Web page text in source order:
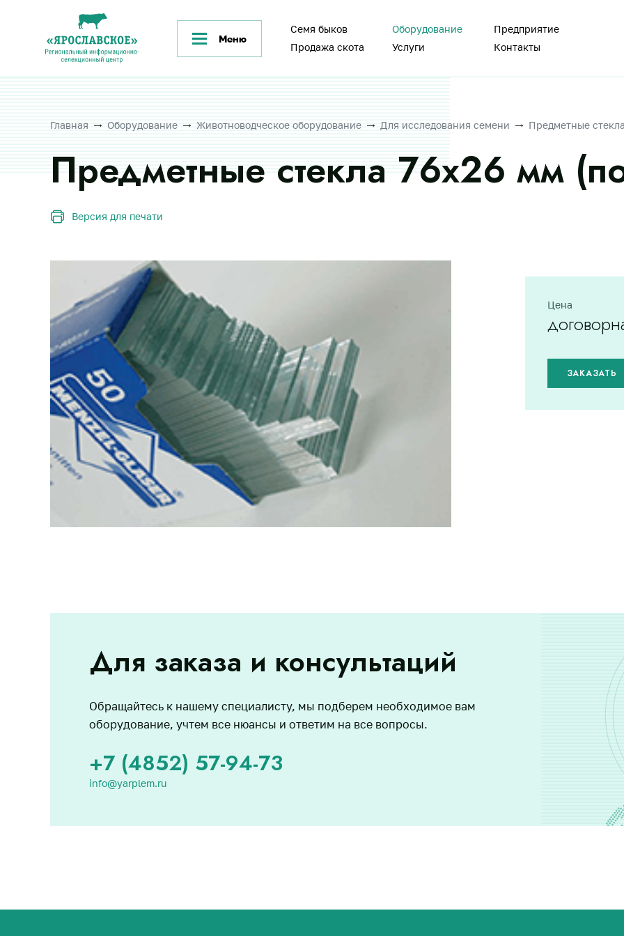
Меню
Семя быков
Продажа скота
Оборудование
Услуги
Предприятие
Контакты
Главная Оборудование Животноводческое оборудование Для исследования семени Предметные
Предметные стекла 76х26 мм
Версия для печати
Цена
Для заказа и консультаций
Обращайтесь к нашему специалисту, мы подберем необходимое вам
оборудование, учтем все нюансы и ответим на все вопросы.
+7 (4852) 57-94-73
info@yarplem.ru